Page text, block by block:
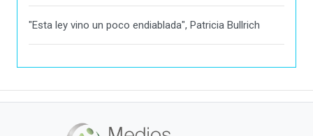
"Esta ley vino un poco endiablada", Patricia Bullrich